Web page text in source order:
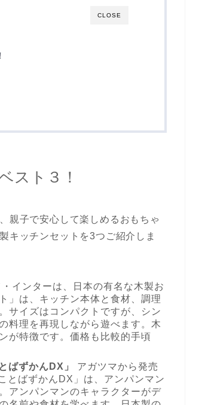
CLOSE
スト３！
親子で安心して楽しめるおもちゃ
キッチンセットを3つご紹介しま
・インターは、日本の有名な木製お
」は、キッチン本体と食材、調理
サイズはコンパクトですが、シン
料理を再現しながら遊べます。木
が特徴です。価格も比較的手頃
ばずかんDX」
アガツマから発売
とばずかんDX」は、アンパンマン
アンパンマンのキャラクターがデ